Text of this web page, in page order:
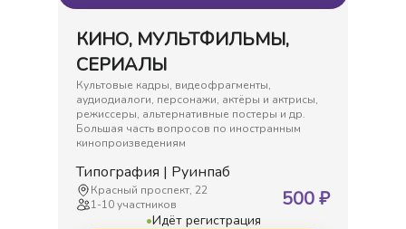
КИНО, МУЛЬТФИЛЬМЫ,
СЕРИАЛЫ
Культовые кадры, видеофрагменты,
аудиодиалоги, персонажи, актёры и актрисы,
режиссеры, альтернативные постеры и др.
Большая часть вопросов по иностранным
кинопроизведениям
Типография | Руинпаб
Красный проспект, 22
1-10участников 500₽
•Идёт регистрация